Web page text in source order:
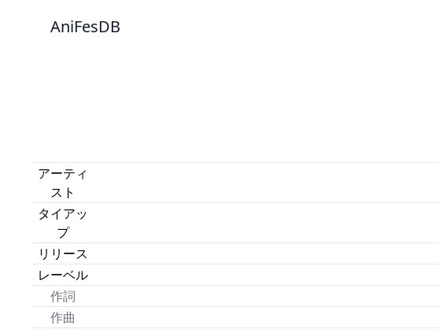
AniFesDB
アーティ
スト
タイアッ
プ
リリース
レーベル
作詞
作曲